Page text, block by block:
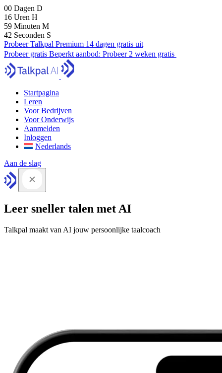
00 Dagen D
16 Uren H
59 Minuten M
42 Seconden S
Probeer Talkpal Premium 14 dagen gratis uit
Probeer gratis Beperkt aanbod: Probeer 2 weken gratis
Startpagina
Leren
Voor Bedrijven
Voor Onderwijs
Aanmelden
Inloggen
Nederlands
Aan de slag
Leer sneller talen met AI
Talkpal maakt van AI jouw persoonlijke taalcoach